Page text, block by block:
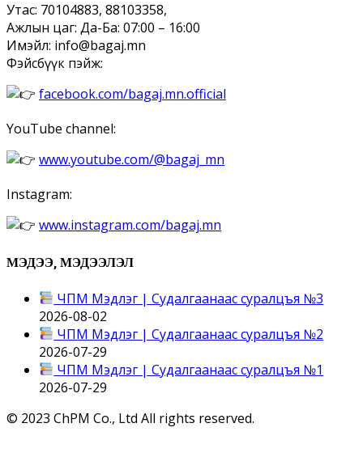
Утас: 70104883, 88103358,
Ажлын цаг: Да-Ба: 07:00 – 16:00
Имэйл: info@bagaj.mn
Фэйсбүүк пэйж:
facebook.com/bagaj.mn.official
YouTube channel:
www.youtube.com/@bagaj_mn
Instagram:
www.instagram.com/bagaj.mn
МЭДЭЭ, МЭДЭЭЛЭЛ
ЧПМ Мэдлэг | Судалгаанаас суралцъя №3
2026-08-02
ЧПМ Мэдлэг | Судалгаанаас суралцъя №2
2026-07-29
ЧПМ Мэдлэг | Судалгаанаас суралцъя №1
2026-07-29
© 2023 ChPM Co., Ltd All rights reserved.